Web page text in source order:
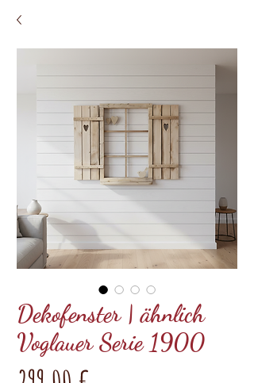
Dekofenster | ähnlich
Voglauer Serie 1900